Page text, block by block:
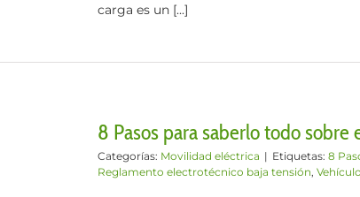
carga es un [...]
8 Pasos para saberlo todo sobre
Categorías: Movilidad eléctrica | Etiquetas: 8
Reglamento electrotécnico baja tensión,